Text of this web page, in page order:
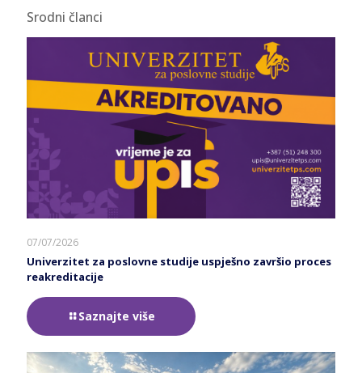
Srodni članci
07/07/2026
Univerzitet za poslovne studije uspješno završio proces
reakreditacije
Saznajte više